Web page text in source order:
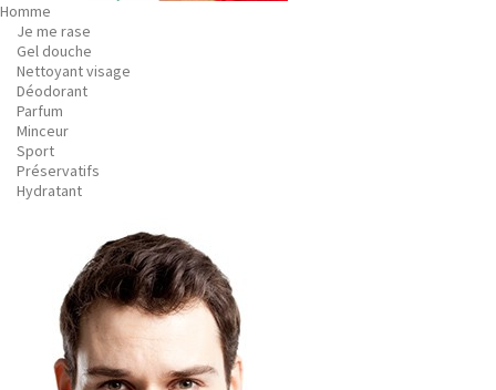
Homme
Je me rase
Gel douche
Nettoyant visage
Déodorant
Parfum
Minceur
Sport
Préservatifs
Hydratant